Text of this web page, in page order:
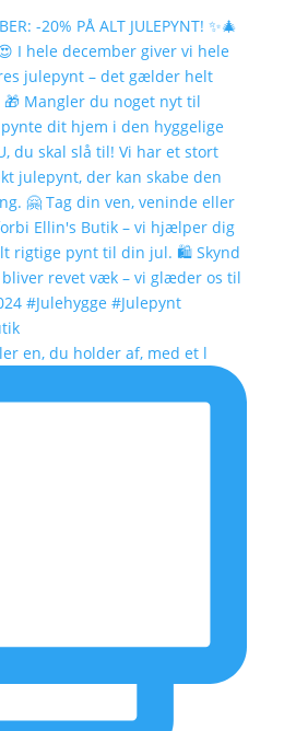
en, du holder af, med et l